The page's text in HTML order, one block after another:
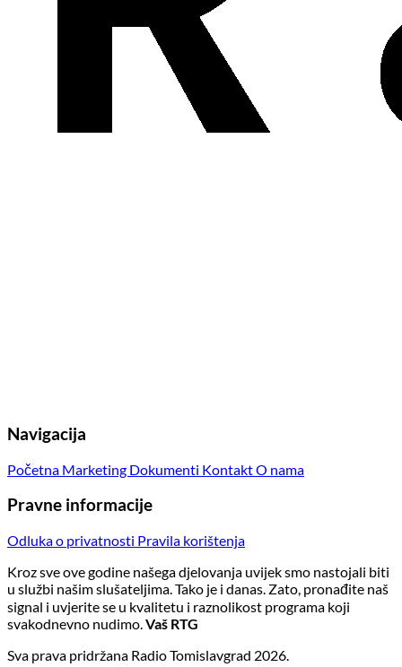
Navigacija
Početna Marketing Dokumenti KontaktO nama
Pravne informacije
Odluka o privatnosti Pravila korištenja
Kroz sve ove godine našega djelovanja uvijek smo nastojali biti
u službi našim slušateljima. Tako je i danas. Zato, pronađite naš
signal i uvjerite se u kvalitetu i raznolikost programa koji
svakodnevno nudimo.Vaš RTG
Sva prava pridržana Radio Tomislavgrad 2026.